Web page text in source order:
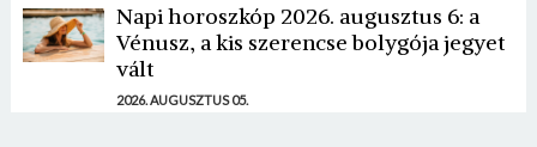
Napi horoszkóp 2026. augusztus 6: a
Vénusz, a kis szerencse bolygója jegyet
vált
2026. AUGUSZTUS 05.